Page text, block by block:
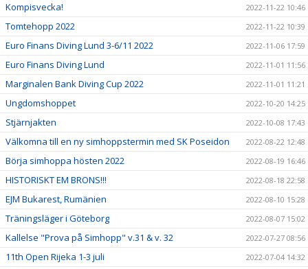
Kompisvecka! 2022-11-22 10:46
Tomtehopp 2022 2022-11-22 10:39
Euro Finans Diving Lund 3-6/11 2022 2022-11-06 17:59
Euro Finans Diving Lund 2022-11-01 11:56
Marginalen Bank Diving Cup 2022 2022-11-01 11:21
Ungdomshoppet 2022-10-20 14:25
Stjärnjakten 2022-10-08 17:43
Välkomna till en ny simhoppstermin med SK Poseidon 2022-08-22 12:48
Börja simhoppa hösten 2022 2022-08-19 16:46
HISTORISKT EM BRONS!!! 2022-08-18 22:58
EJM Bukarest, Rumänien 2022-08-10 15:28
Träningsläger i Göteborg 2022-08-07 15:02
Kallelse "Prova på Simhopp" v.31 & v. 32 2022-07-27 08:56
11th Open Rijeka 1-3 juli 2022-07-04 14:32